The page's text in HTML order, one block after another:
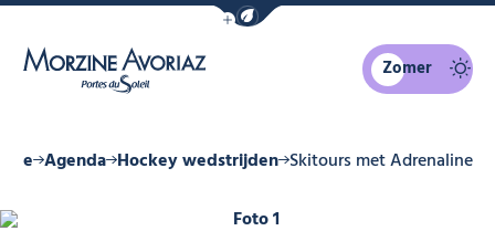
Navigatiebalk eco-modus
Zomer
Agenda Hockey wedstrijden Skitours met Adrenaline
Foto 1